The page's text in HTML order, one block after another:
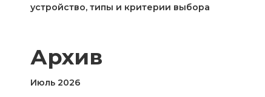
устройство, типы и критерии выбора
Архив
Июль 2026